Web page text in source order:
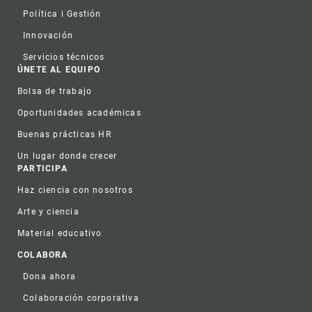
Política i Gestión
Innovación
Servicios técnicos
ÚNETE AL EQUIPO
Bolsa de trabajo
Oportunidades académicas
Buenas prácticas HR
Un lugar donde crecer
PARTICIPA
Haz ciencia con nosotros
Arte y ciencia
Material educativo
COLABORA
Dona ahora
Colaboración corporativa